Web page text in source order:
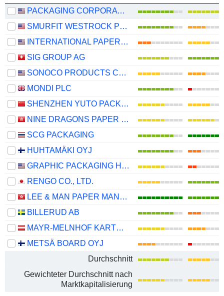
PACKAGING CORPORATION OF AMERICA
SMURFIT WESTROCK PLC
INTERNATIONAL PAPER COMPANY
SIG GROUP AG
SONOCO PRODUCTS COMPANY
MONDI PLC
SHENZHEN YUTO PACKAGING TECHNOLOGY CO., LTD.
NINE DRAGONS PAPER (HOLDINGS) LIMITED
SCG PACKAGING
HUHTAMÄKI OYJ
GRAPHIC PACKAGING HOLDING COMPANY
RENGO CO., LTD.
LEE & MAN PAPER MANUFACTURING LIMITED
BILLERUD AB
MAYR-MELNHOF KARTON AG
METSÄ BOARD OYJ
Durchschnitt
Gewichteter Durchschnitt nach
Marktkapitalisierung